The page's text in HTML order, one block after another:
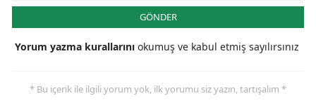
Diyarbakır
Edirne
GÖNDER
Yorum yazma kurallarını okumuş ve kabul etmiş sayılırsınız
* Bu içerik ile ilgili yorum yok, ilk yorumu siz yazın, tartışalım *